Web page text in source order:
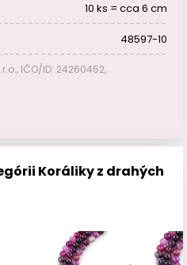
10 ks = cca 6 cm
48597-10
IČO/ID: 24260452,
Koráliky z drahých